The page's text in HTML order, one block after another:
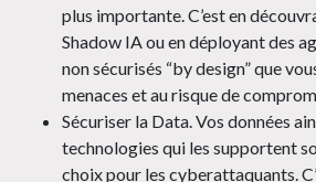
plus importante. C’est en
Shadow IA ou en déployant des
non sécurisés “by design” que
menaces et au risque de
Sécuriser la Data. Vos données
technologies qui les supportent
choix pour les cyberattaquants.